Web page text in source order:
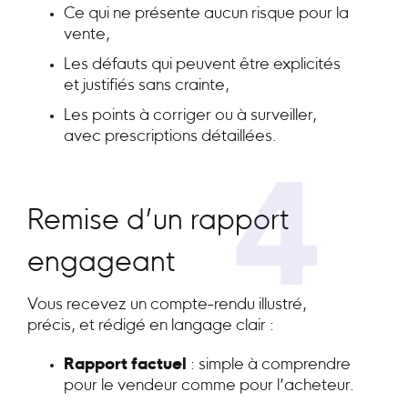
Ce qui ne présente aucun risque pour la
vente,
Les défauts qui peuvent être explicités
et justifiés sans crainte,
Les points à corriger ou à surveiller,
avec prescriptions détaillées.
4
Remise d’un rapport
engageant
Vous recevez un compte-rendu illustré,
précis, et rédigé en langage clair :
Rapport factuel : simple à comprendre
pour le vendeur comme pour l’acheteur.